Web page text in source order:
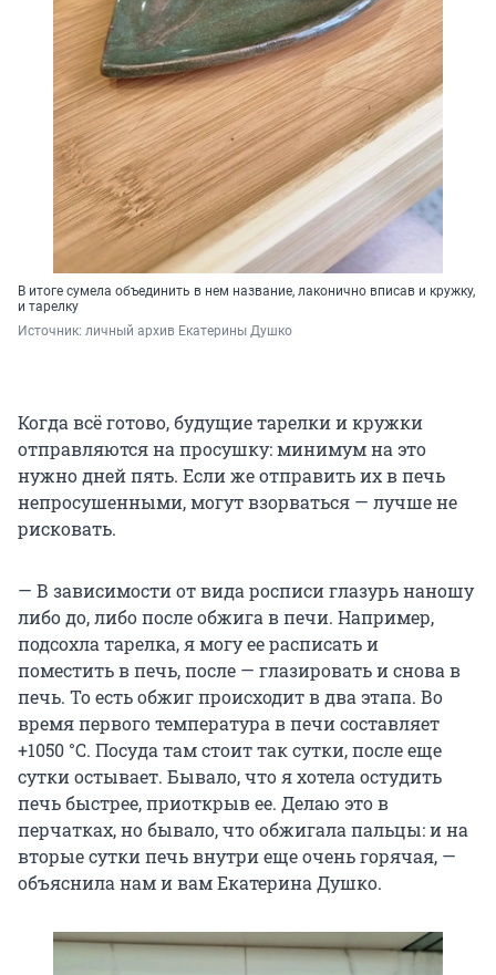
В итоге сумела объединить в нем название, лаконично вписав и кружку,
и тарелку
Источник: личный архив Екатерины Душко
Когда всё готово, будущие тарелки и кружки
отправляются на просушку: минимум на это
нужно дней пять. Если же отправить их в печь
непросушенными, могут взорваться — лучше не
рисковать.
— В зависимости от вида росписи глазурь наношу
либо до, либо после обжига в печи. Например,
подсохла тарелка, я могу ее расписать и
поместить в печь, после — глазировать и снова в
печь. То есть обжиг происходит в два этапа. Во
время первого температура в печи составляет
+1050 °C. Посуда там стоит так сутки, после еще
сутки остывает. Бывало, что я хотела остудить
печь быстрее, приоткрыв ее. Делаю это в
перчатках, но бывало, что обжигала пальцы: и на
вторые сутки печь внутри еще очень горячая, —
объяснила нам и вам Екатерина Душко.